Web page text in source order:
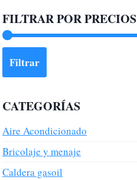
FILTRAR POR PRECIOS
Filtrar
CATEGORÍAS
Aire Acondicionado
Bricolaje y menaje
Caldera gasoil